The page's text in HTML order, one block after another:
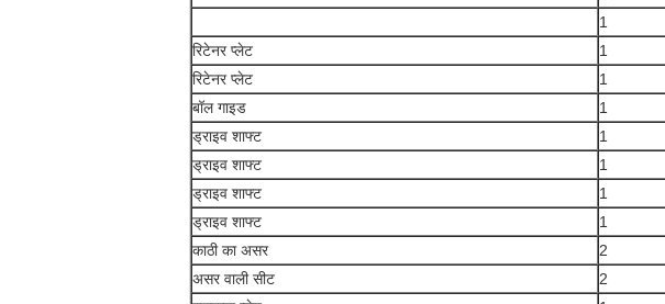
1
रिटेनर प्लेट
1
रिटेनर प्लेट
1
बॉल गाइड
1
ड्राइव शाफ्ट
1
ड्राइव शाफ्ट
1
ड्राइव शाफ्ट
1
ड्राइव शाफ्ट
1
काठी का असर
2
असर वाली सीट
2